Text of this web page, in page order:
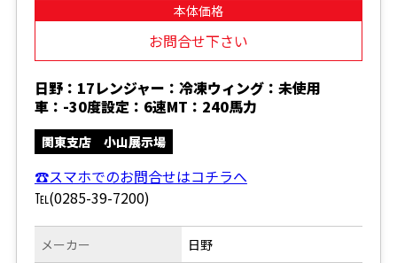
本体価格
お問合せ下さい
日野：17レンジャー：冷凍ウィング：未使用
車：-30度設定：6速MT：240馬力
関東支店 小山展示場
☎スマホでのお問合せはコチラへ
℡(0285-39-7200)
メーカー 日野